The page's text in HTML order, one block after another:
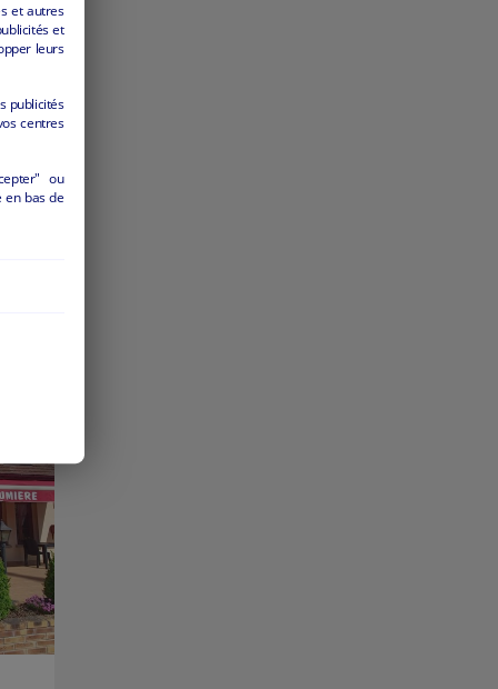
et autres
et
leurs
publicités
centres
ou
en bas de